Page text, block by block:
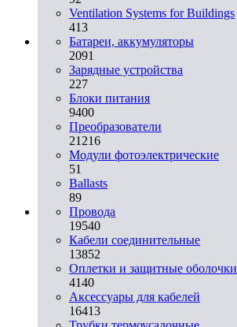
Ventilation Systems for Buildings
413
Батареи, аккумуляторы
2091
Зарядные устройства
227
Блоки питания
9400
Преобразователи
21216
Модули фотоэлектрические
51
Ballasts
89
Провода
19540
Кабели соединительные
13852
Оплетки и защитные оболочки
4140
Аксессуары для кабелей
16413